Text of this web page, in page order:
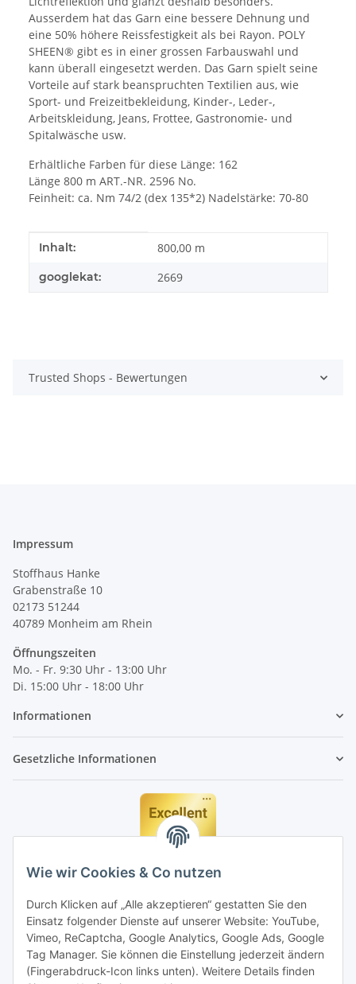
Wie wir Cookies & Co nutzen
Durch Klicken auf „Alle akzeptieren“ gestatten Sie den
Einsatz folgender Dienste auf unserer Website: YouTube,
Vimeo, ReCaptcha, Google Analytics, Google Ads, Google
Tag Manager. Sie können die Einstellung jederzeit ändern
(Fingerabdruck-Icon links unten). Weitere Details finden
Ausserdem hat das Garn eine bessere Dehnung und
eine 50% höhere Reissfestigkeit als bei Rayon. POLY
SHEEN® gibt es in einer grossen Farbauswahl und
kann überall eingesetzt werden. Das Garn spielt seine
Vorteile auf stark beanspruchten Textilien aus, wie
Sport- und Freizeitbekleidung, Kinder-, Leder-,
Arbeitskleidung, Jeans, Frottee, Gastronomie- und
Spitalwäsche usw.
Erhältliche Farben für diese Länge: 162
Länge 800 m ART.-NR. 2596 No.
Feinheit: ca. Nm 74/2 (dex 135*2) Nadelstärke: 70-80
Produkteigenschaft
Wert
Inhalt: 800,00 m
googlekat: 2669
Trusted Shops - Bewertungen
Impressum
Stoffhaus Hanke
Grabenstraße 10
02173 51244
40789 Monheim am Rhein
Öffnungszeiten
Mo. - Fr. 9:30 Uhr - 13:00 Uhr
Di. 15:00 Uhr - 18:00 Uhr
Informationen
Gesetzliche Informationen